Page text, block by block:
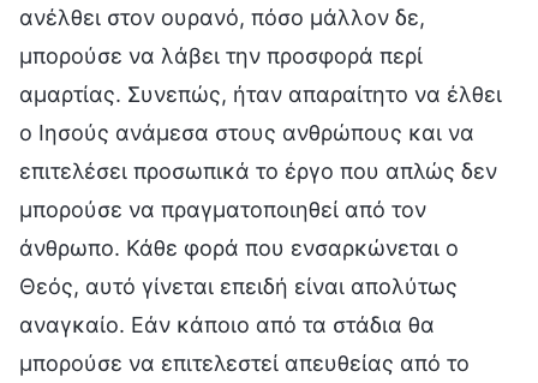
ανέλθει στον ουρανό, πόσο μάλλον δε,
μπορούσε να λάβει την προσφορά περί
αμαρτίας. Συνεπώς, ήταν απαραίτητο να έλθει
ο Ιησούς ανάμεσα στους ανθρώπους και να
επιτελέσει προσωπικά το έργο που απλώς δεν
μπορούσε να πραγματοποιηθεί από τον
άνθρωπο. Κάθε φορά που ενσαρκώνεται ο
Θεός, αυτό γίνεται επειδή είναι απολύτως
αναγκαίο. Εάν κάποιο από τα στάδια θα
μπορούσε να επιτελεστεί απευθείας από το